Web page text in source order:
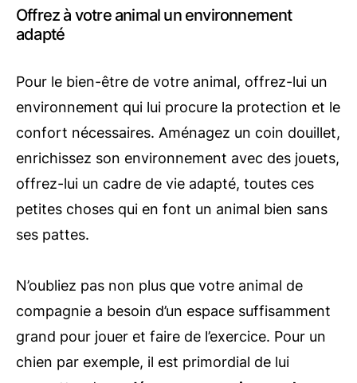
Offrez à votre animal un environnement
adapté
Pour le bien-être de votre animal, offrez-lui un
environnement qui lui procure la protection et le
confort nécessaires. Aménagez un coin douillet,
enrichissez son environnement avec des jouets,
offrez-lui un cadre de vie adapté, toutes ces
petites choses qui en font un animal bien sans
ses pattes.
N’oubliez pas non plus que votre animal de
compagnie a besoin d’un espace suffisamment
grand pour jouer et faire de l’exercice. Pour un
chien par exemple, il est primordial de lui